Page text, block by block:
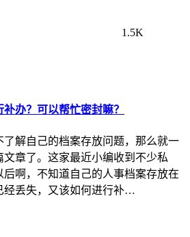
1.5K
办？可以帮忙密封嘛？
了解自己的档案存放问题，那么就一
文章了。这家最近小编收到不少私
后啊，不知道自己的人事档案存放在
经丢失，又该如何进行补…